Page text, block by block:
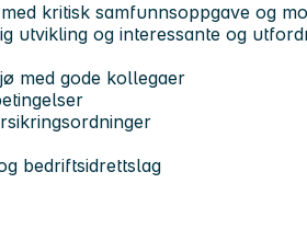
kritisk samfunnsoppgave og
utvikling og interessante og
med gode kollegaer
bedriftsidrettslag